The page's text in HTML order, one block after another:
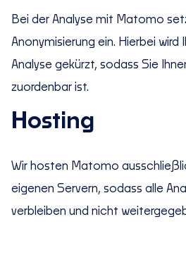
Bei der Analyse mit Matomo
Anonymisierung ein. Hierbei wird
Analyse gekürzt, sodass Sie
zuordenbar ist.
Hosting
Wir hosten Matomo
eigenen Servern, sodass alle
verbleiben und nicht